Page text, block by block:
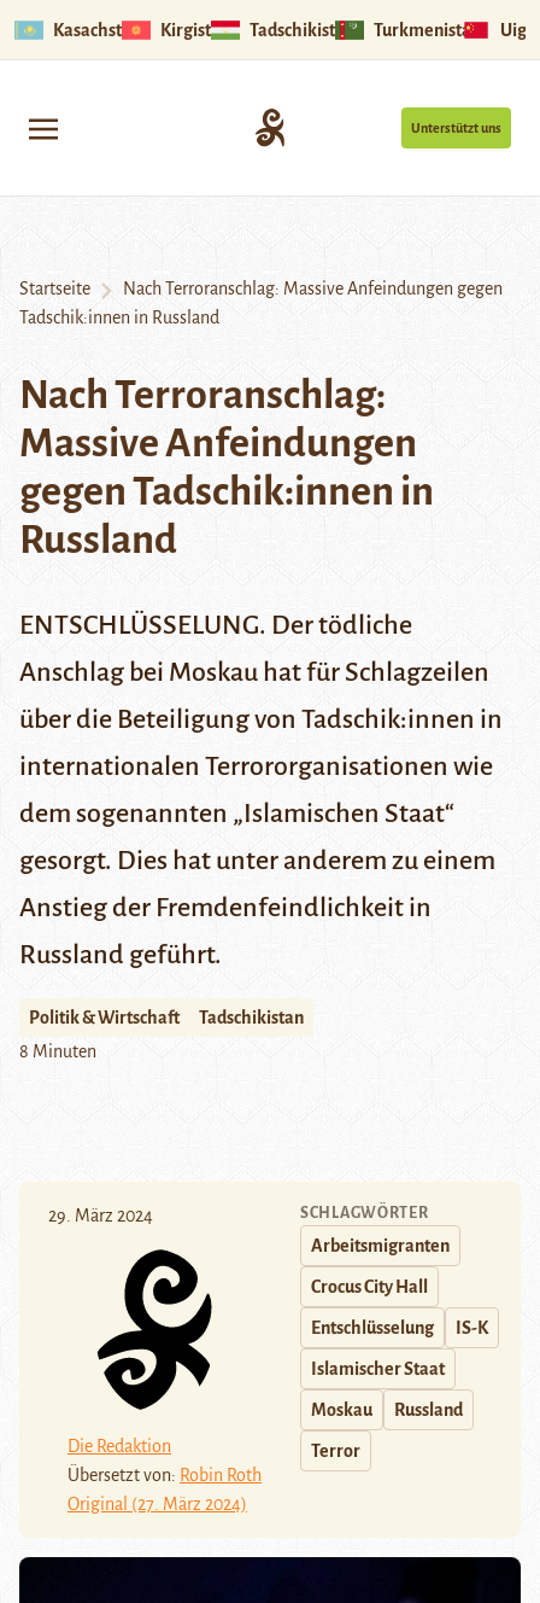
Kasachstan Kirgistan Tadschikistan Turkmenistan
Unterstützt uns
Startseite
Nach Terroranschlag: Massive Anfeindungen gegen
Tadschik:innen in Russland
Nach Terroranschlag:
Massive Anfeindungen
gegen Tadschik:innen in
Russland
ENTSCHLÜSSELUNG. Der tödliche
Anschlag bei Moskau hat für Schlagzeilen
über die Beteiligung von Tadschik:innen in
internationalen Terrororganisationen wie
dem sogenannten „Islamischen Staat“
gesorgt. Dies hat unter anderem zu einem
Anstieg der Fremdenfeindlichkeit in
Russland geführt.
Politik & Wirtschaft
Tadschikistan
8 Minuten
29. März 2024
Die Redaktion
Übersetzt von: Robin Roth
Original (27. März 2024)
SCHLAGWÖRTER
Arbeitsmigranten
Crocus City Hall
Entschlüsselung IS-K
Islamischer Staat
Moskau Russland
Terror